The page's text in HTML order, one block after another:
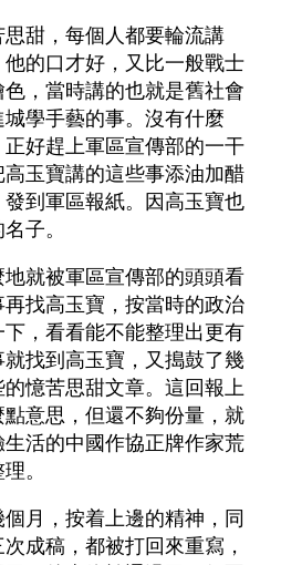
甜，每個人都要輪流講
的口才好，又比一般戰士
，當時講的也就是舊社會
學手藝的事。沒有什麼
正好趕上軍區宣傳部的一干
玉寶講的這些事添油加醋
到軍區報紙。因高玉寶也
子。
就被軍區宣傳部的頭頭看
找高玉寶，按當時的政治
，看看能不能整理出更有
找到高玉寶，又搗鼓了幾
憶苦思甜文章。這回報上
意思，但還不夠份量，就
活的中國作協正牌作家荒
。
月，按着上邊的精神，同
成稿，都被打回來重寫，